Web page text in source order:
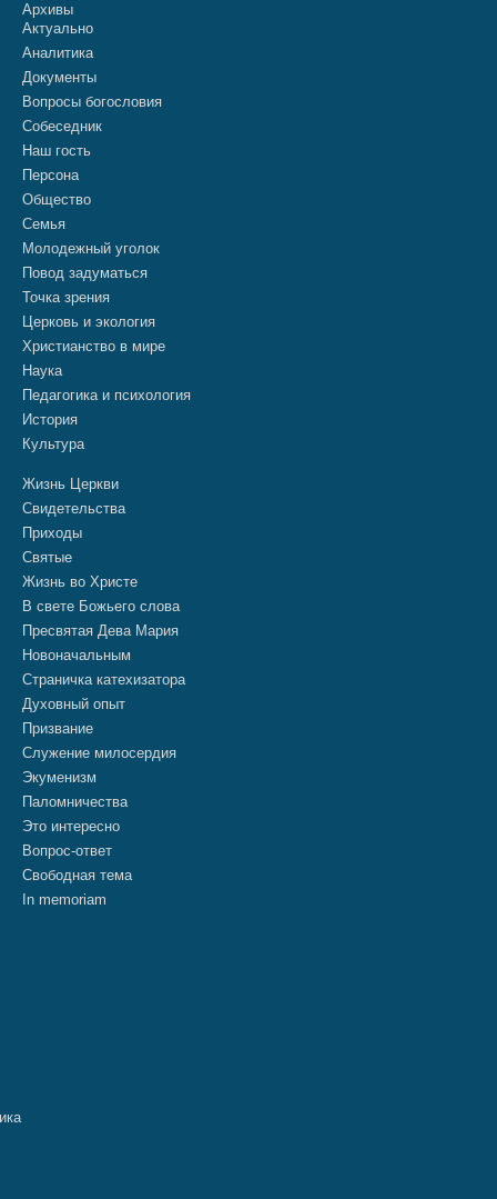
Архивы
Актуально
Аналитика
Документы
Вопросы богословия
Собеседник
Наш гость
Персона
Общество
Семья
Молодежный уголок
Повод задуматься
Точка зрения
Церковь и экология
Христианство в мире
Наука
Педагогика и психология
История
Культура
Жизнь Церкви
Свидетельства
Приходы
Святые
Жизнь во Христе
В свете Божьего слова
Пресвятая Дева Мария
Новоначальным
Страничка катехизатора
Духовный опыт
Призвание
Служение милосердия
Экуменизм
Паломничества
Это интересно
Вопрос-ответ
Свободная тема
In memoriam